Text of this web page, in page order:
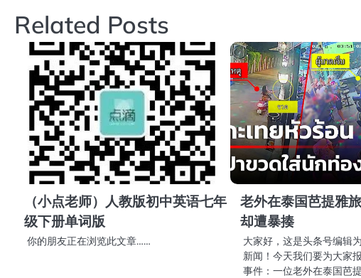
导
航
Related Posts
（小点老师）人教版初中英语七年
级下册单词版
你的朋友正在浏览此文章……
老外在泰国芭提雅
却遭暴揍
大家好，这是头条号编辑
新闻！今天我们要为大家
事件：一位老外在泰国芭